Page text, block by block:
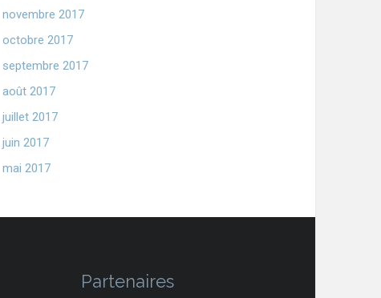
novembre 2017
octobre 2017
septembre 2017
août 2017
juillet 2017
juin 2017
mai 2017
Partenaires